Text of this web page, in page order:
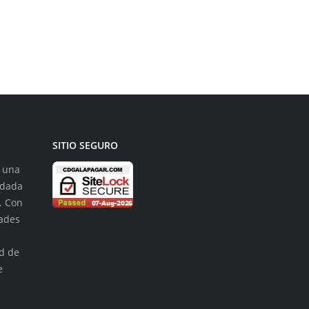
Con
de
SITIO SEGURO